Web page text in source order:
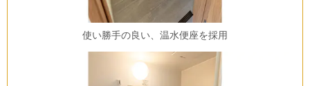
使い勝手の良い、温水便座を採用